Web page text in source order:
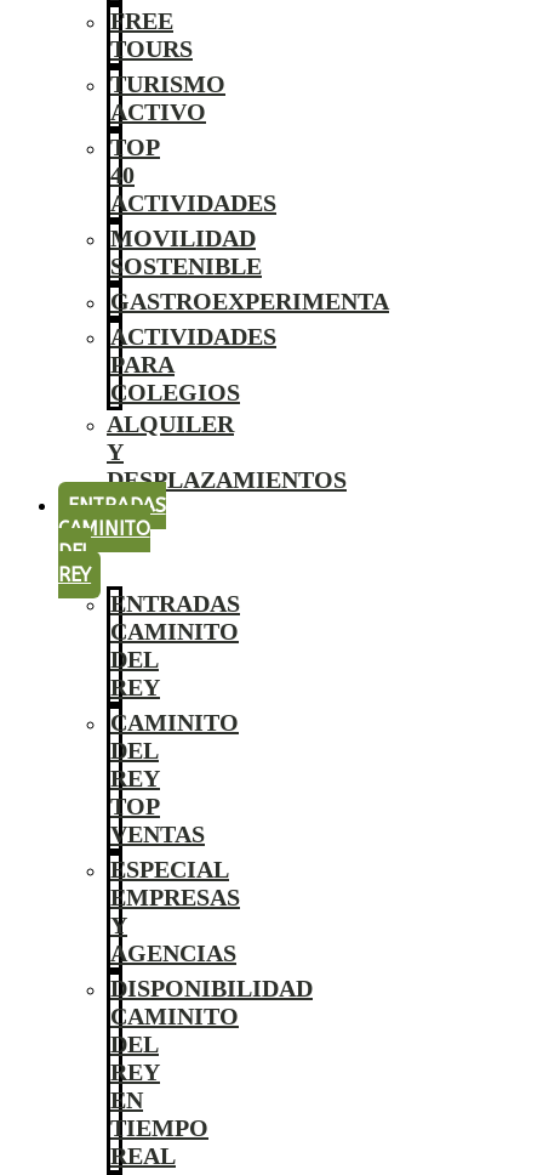
FREE
TOURS
TURISMO
ACTIVO
TOP
40
ACTIVIDADES
MOVILIDAD
SOSTENIBLE
GASTROEXPERIMENTA
ACTIVIDADES
PARA
COLEGIOS
ALQUILER
Y
DESPLAZAMIENTOS
ENTRADAS
CAMINITO
DEL
REY
ENTRADAS
CAMINITO
DEL
REY
CAMINITO
DEL
REY
TOP
VENTAS
ESPECIAL
EMPRESAS
Y
AGENCIAS
DISPONIBILIDAD
CAMINITO
DEL
REY
EN
TIEMPO
REAL